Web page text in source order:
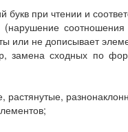
при чтении и
или не дописывает
замена сходных по